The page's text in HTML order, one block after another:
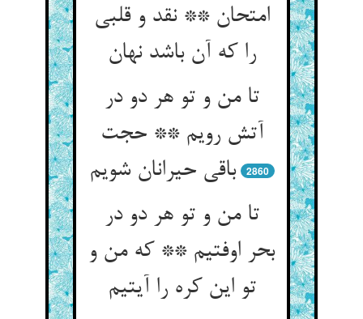
امتحان ** نقد و قلبی
را که آن باشد نهان
تا من و تو هر دو در
آتش رویم ** حجت
باقی حیرانان شویم
2860
تا من و تو هر دو در
بحر اوفتیم ** که من و
تو این کره را آیتیم